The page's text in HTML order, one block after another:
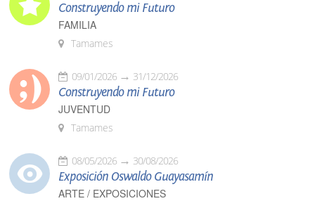
Construyendo mi Futuro
FAMILIA
Tamames
09/01/2026 31/12/2026
Construyendo mi Futuro
JUVENTUD
Tamames
08/05/2026 30/08/2026
Exposición Oswaldo Guayasamín
ARTE / EXPOSICIONES